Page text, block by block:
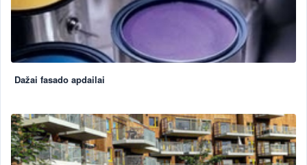
Dažai fasado apdailai